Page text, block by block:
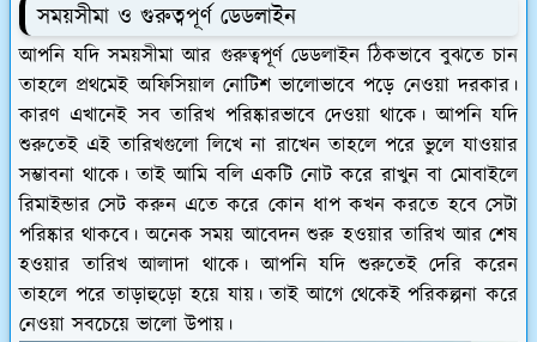
সময়সীমা ও গুরুত্বপূর্ণ ডেডলাইন
আপনি যদি সময়সীমা আর গুরুত্বপূর্ণ ডেডলাইন ঠিকভাবে বুঝতে চান
তাহলে প্রথমেই অফিসিয়াল নোটিশ ভালোভাবে পড়ে নেওয়া দরকার।
কারণ এখানেই সব তারিখ পরিষ্কারভাবে দেওয়া থাকে। আপনি যদি
শুরুতেই এই তারিখগুলো লিখে না রাখেন তাহলে পরে ভুলে যাওয়ার
সম্ভাবনা থাকে। তাই আমি বলি একটি নোট করে রাখুন বা মোবাইলে
রিমাইন্ডার সেট করুন এতে করে কোন ধাপ কখন করতে হবে সেটা
পরিষ্কার থাকবে। অনেক সময় আবেদন শুরু হওয়ার তারিখ আর শেষ
হওয়ার তারিখ আলাদা থাকে। আপনি যদি শুরুতেই দেরি করেন
তাহলে পরে তাড়াহুড়ো হয়ে যায়। তাই আগে থেকেই পরিকল্পনা করে
নেওয়া সবচেয়ে ভালো উপায়।